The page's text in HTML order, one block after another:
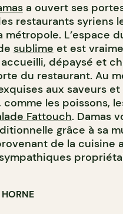
a ouvert ses
restaurants syriens
L’espace
sublime et est
accueilli, dépaysé et
du restaurant. Au
aux saveurs
les poissons,
Fattouch. Damas
grâce à sa
de la cuisine